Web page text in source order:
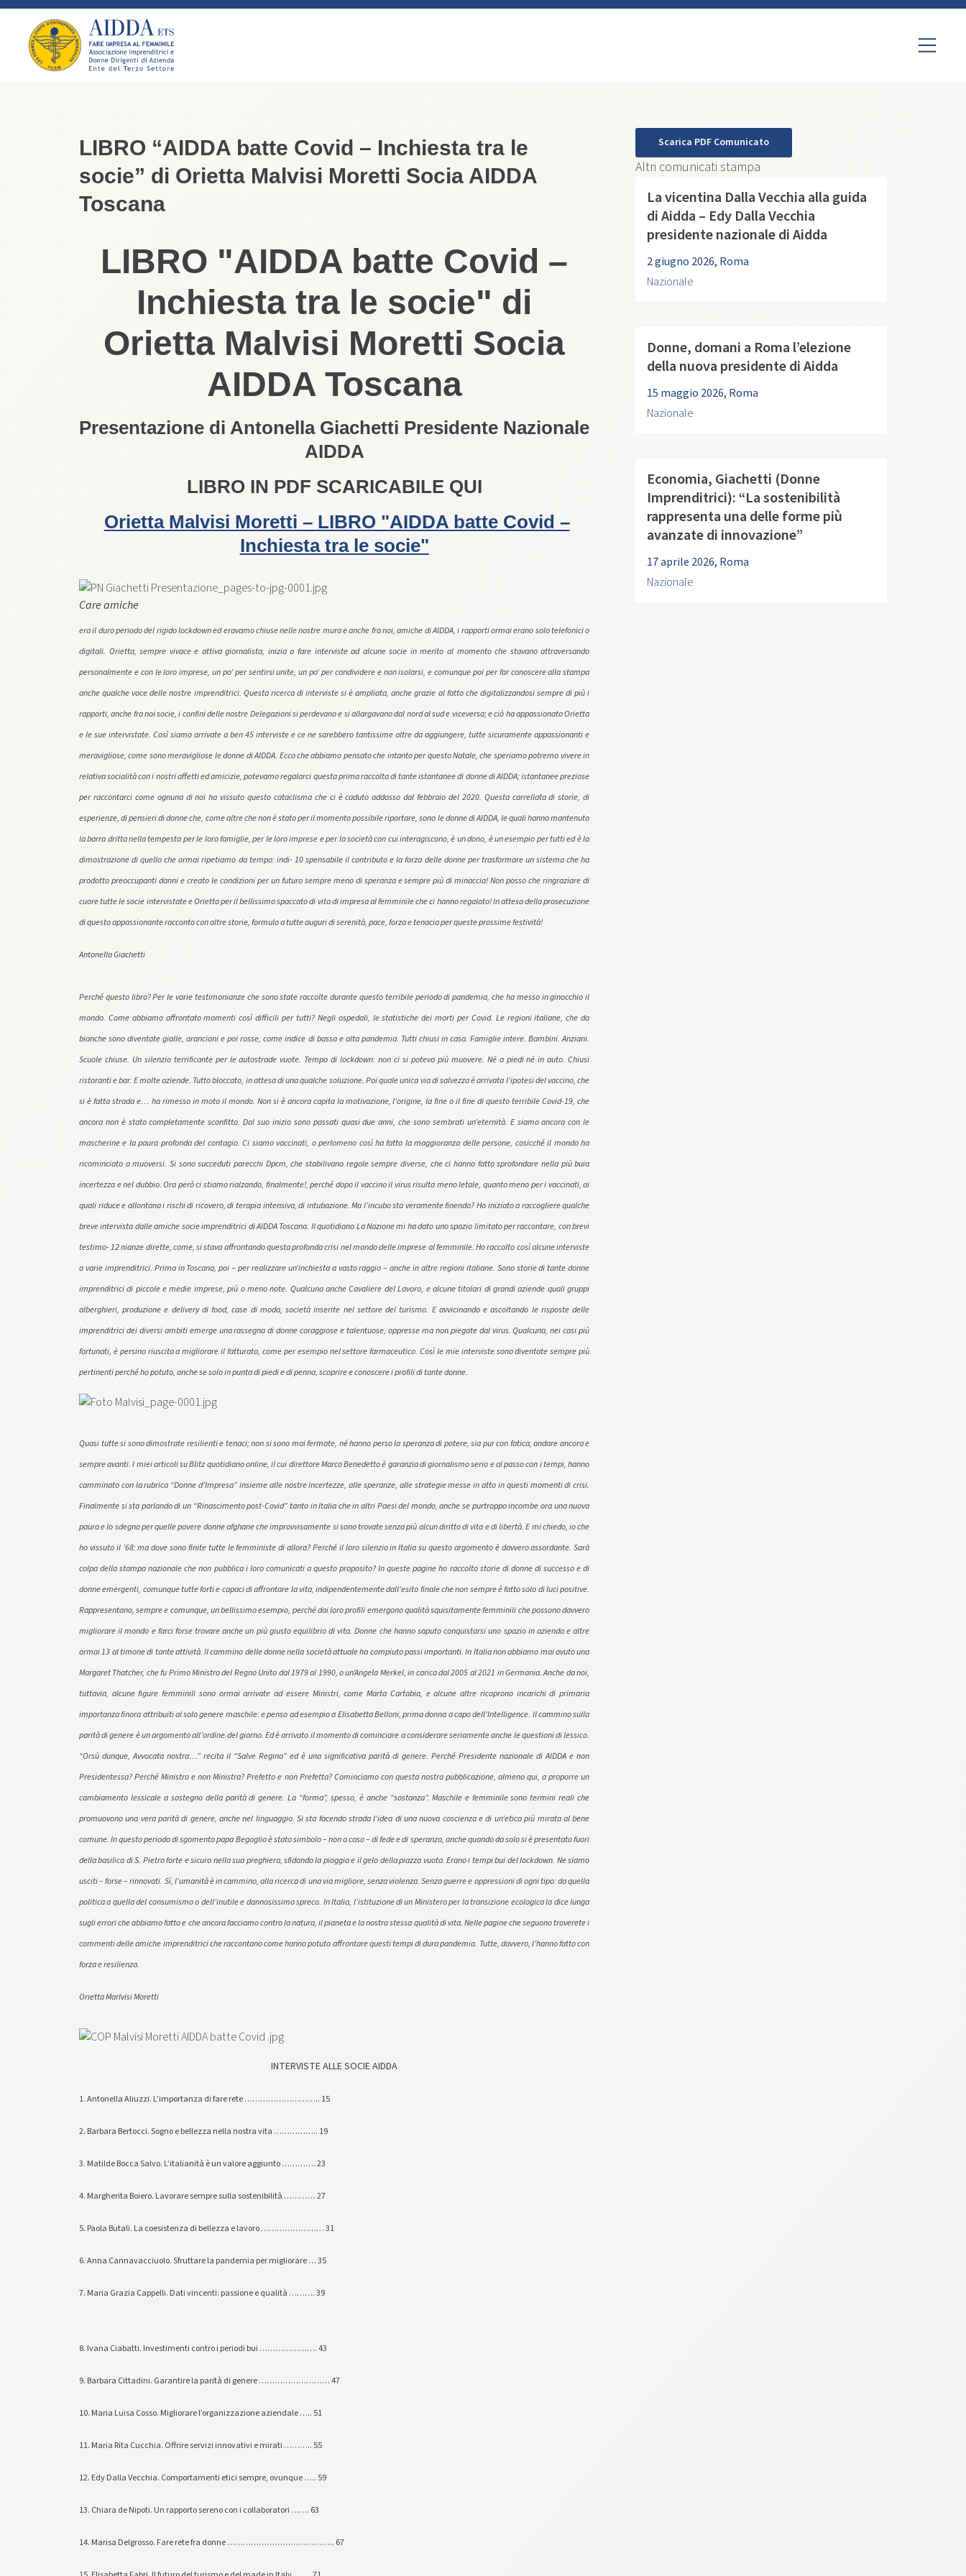
LIBRO “AIDDA batte Covid – Inchiesta tra le
socie” di Orietta Malvisi Moretti Socia AIDDA
Toscana
LIBRO "AIDDA batte Covid –
Inchiesta tra le socie" di
Orietta Malvisi Moretti Socia
AIDDA Toscana
Presentazione di Antonella Giachetti Presidente Nazionale
AIDDA
LIBRO IN PDF SCARICABILE QUI
Orietta Malvisi Moretti – LIBRO "AIDDA batte Covid –
Inchiesta tra le socie"
Care amiche
era il duro periodo del rigido lockdown ed eravamo chiuse nelle nostre mura e anche fra noi, amiche di AIDDA, i rapporti ormai erano solo telefonici o
digitali. Orietta, sempre vivace e attiva giornalista, inizia a fare interviste ad alcune socie in merito al momento che stavano attraversando
personalmente e con le loro imprese, un po’ per sentirsi unite, un po’ per condividere e non isolarsi, e comunque poi per far conoscere alla stampa
anche qualche voce delle nostre imprenditrici. Questa ricerca di interviste si è ampliata, anche grazie al fatto che digitalizzandosi sempre di più i
rapporti, anche fra noi socie, i confini delle nostre Delegazioni si perdevano e si allargavano dal nord al sud e viceversa; e ciò ha appassionato Orietta
e le sue intervistate. Così siamo arrivate a ben 45 interviste e ce ne sarebbero tantissime altre da aggiungere, tutte sicuramente appassionanti e
meravigliose, come sono meravigliose le donne di AIDDA. Ecco che abbiamo pensato che intanto per questo Natale, che speriamo potremo vivere in
relativa socialità con i nostri affetti ed amicizie, potevamo regalarci questa prima raccolta di tante istantanee di donne di AIDDA; istantanee preziose
per raccontarci come ognuna di noi ha vissuto questo cataclisma che ci è caduto addosso dal febbraio del 2020. Questa carrellata di storie, di
esperienze, di pensieri di donne che, come altre che non è stato per il momento possibile riportare, sono le donne di AIDDA, le quali hanno mantenuto
la barra dritta nella tempesta per le loro famiglie, per le loro imprese e per la società con cui interagiscono, è un dono, è un esempio per tutti ed è la
dimostrazione di quello che ormai ripetiamo da tempo: indi- 10 spensabile il contributo e la forza delle donne per trasformare un sistema che ha
prodotto preoccupanti danni e creato le condizioni per un futuro sempre meno di speranza e sempre più di minaccia! Non posso che ringraziare di
cuore tutte le socie intervistate e Orietta per il bellissimo spaccato di vita di impresa al femminile che ci hanno regalato! In attesa della prosecuzione
di questo appassionante racconto con altre storie, formulo a tutte auguri di serenità, pace, forza e tenacia per queste prossime festività!
Antonella Giachetti
Perché questo libro? Per le varie testimonianze che sono state raccolte durante questo terribile periodo di pandemia, che ha messo in ginocchio il
mondo. Come abbiamo affrontato momenti così difficili per tutti? Negli ospedali, le statistiche dei morti per Covid. Le regioni italiane, che da
bianche sono diventate gialle, arancioni e poi rosse, come indice di bassa e alta pandemia. Tutti chiusi in casa. Famiglie intere. Bambini. Anziani.
Scuole chiuse. Un silenzio terrificante per le autostrade vuote. Tempo di lockdown: non ci si poteva più muovere. Né a piedi né in auto. Chiusi
ristoranti e bar. E molte aziende. Tutto bloccato, in attesa di una qualche soluzione. Poi quale unica via di salvezza è arrivata l’ipotesi del vaccino, che
si è fatta strada e… ha rimesso in moto il mondo. Non si è ancora capita la motivazione, l’origine, la fine o il fine di questo terribile Covid-19, che
ancora non è stato completamente sconfitto. Dal suo inizio sono passati quasi due anni, che sono sembrati un’eternità. E siamo ancora con le
mascherine e la paura profonda del contagio. Ci siamo vaccinati, o perlomeno così ha fatto la maggioranza delle persone, cosicché il mondo ha
ricominciato a muoversi. Si sono succeduti parecchi Dpcm, che stabilivano regole sempre diverse, che ci hanno fatto sprofondare nella più buia
incertezza e nel dubbio. Ora però ci stiamo rialzando, finalmente!, perché dopo il vaccino il virus risulta meno letale, quanto meno per i vaccinati, ai
quali riduce e allontana i rischi di ricovero, di terapia intensiva, di intubazione. Ma l’incubo sta veramente finendo? Ho iniziato a raccogliere qualche
breve intervista dalle amiche socie imprenditrici di AIDDA Toscana. Il quotidiano La Nazione mi ha dato uno spazio limitato per raccontare, con brevi
testimo- 12 nianze dirette, come, si stava affrontando questa profonda crisi nel mondo delle imprese al femminile. Ho raccolto così alcune interviste
a varie imprenditrici. Prima in Toscana, poi – per realizzare un’inchiesta a vasto raggio – anche in altre regioni italiane. Sono storie di tante donne
imprenditrici di piccole e medie imprese, più o meno note. Qualcuna anche Cavaliere del Lavoro, e alcune titolari di grandi aziende quali gruppi
alberghieri, produzione e delivery di food, case di moda, società inserite nel settore del turismo. E avvicinando e ascoltando le risposte delle
imprenditrici dei diversi ambiti emerge una rassegna di donne coraggiose e talentuose, oppresse ma non piegate dal virus. Qualcuna, nei casi più
fortunati, è persino riuscita a migliorare il fatturato, come per esempio nel settore farmaceutico. Così le mie interviste sono diventate sempre più
pertinenti perché ho potuto, anche se solo in punta di piedi e di penna, scoprire e conoscere i profili di tante donne.
Quasi tutte si sono dimostrate resilienti e tenaci; non si sono mai fermate, né hanno perso la speranza di potere, sia pur con fatica, andare ancora e
sempre avanti. I miei articoli su Blitz quotidiano online, il cui direttore Marco Benedetto è garanzia di giornalismo serio e al passo con i tempi, hanno
camminato con la rubrica “Donne d’Impresa” insieme alle nostre incertezze, alle speranze, alle strategie messe in atto in questi momenti di crisi.
Finalmente si sta parlando di un “Rinascimento post-Covid” tanto in Italia che in altri Paesi del mondo, anche se purtroppo incombe ora una nuova
paura e lo sdegno per quelle povere donne afghane che improvvisamente si sono trovate senza più alcun diritto di vita e di libertà. E mi chiedo, io che
ho vissuto il ’68: ma dove sono finite tutte le femministe di allora? Perché il loro silenzio in Italia su questo argomento è davvero assordante. Sarà
colpa della stampa nazionale che non pubblica i loro comunicati a questo proposito? In queste pagine ho raccolto storie di donne di successo e di
donne emergenti, comunque tutte forti e capaci di affrontare la vita, indipendentemente dall’esito finale che non sempre è fatto solo di luci positive.
Rappresentano, sempre e comunque, un bellissimo esempio, perché dai loro profili emergono qualità squisitamente femminili che possono davvero
migliorare il mondo e farci forse trovare anche un più giusto equilibrio di vita. Donne che hanno saputo conquistarsi uno spazio in azienda e altre
ormai 13 al timone di tante attività. Il cammino delle donne nella società attuale ha compiuto passi importanti. In Italia non abbiamo mai avuto una
Margaret Thatcher, che fu Primo Ministro del Regno Unito dal 1979 al 1990, o un’Angela Merkel, in carica dal 2005 al 2021 in Germania. Anche da noi,
tuttavia, alcune figure femminili sono ormai arrivate ad essere Ministri, come Marta Cartabia, e alcune altre ricoprono incarichi di primaria
importanza finora attribuiti al solo genere maschile: e penso ad esempio a Elisabetta Belloni, prima donna a capo dell’Intelligence. Il cammino sulla
parità di genere è un argomento all’ordine del giorno. Ed è arrivato il momento di cominciare a considerare seriamente anche le questioni di lessico.
“Orsù dunque, Avvocata nostra…” recita il “Salve Regina” ed è una significativa parità di genere. Perché Presidente nazionale di AIDDA e non
Presidentessa? Perché Ministro e non Ministra? Prefetto e non Prefetta? Cominciamo con questa nostra pubblicazione, almeno qui, a proporre un
cambiamento lessicale a sostegno della parità di genere. La “forma”, spesso, è anche “sostanza”. Maschile e femminile sono termini reali che
promuovono una vera parità di genere, anche nel linguaggio. Si sta facendo strada l’idea di una nuova coscienza e di un’etica più mirata al bene
comune. In questo periodo di sgomento papa Begoglio è stato simbolo – non a caso – di fede e di speranza, anche quando da solo si è presentato fuori
della basilica di S. Pietro forte e sicuro nella sua preghiera, sfidando la pioggia e il gelo della piazza vuota. Erano i tempi bui del lockdown. Ne siamo
usciti – forse – rinnovati. Sì, l’umanità è in cammino, alla ricerca di una via migliore, senza violenza. Senza guerre e oppressioni di ogni tipo: da quella
politica a quella del consumismo o dell’inutile e dannosissimo spreco. In Italia, l’istituzione di un Ministero per la transizione ecologica la dice lunga
sugli errori che abbiamo fatto e che ancora facciamo contro la natura, il pianeta e la nostra stessa qualità di vita. Nelle pagine che seguono troverete i
commenti delle amiche imprenditrici che raccontano come hanno potuto affrontare questi tempi di dura pandemia. Tutte, davvero, l’hanno fatto con
forza e resilienza.
Orietta Marlvisi Moretti
INTERVISTE ALLE SOCIE AIDDA
1. Antonella Aliuzzi. L’importanza di fare rete ……………………….. 15
2. Barbara Bertocci. Sogno e bellezza nella nostra vita …………….. 19
3. Matilde Bocca Salvo. L’italianità è un valore aggiunto …………. 23
4. Margherita Boiero. Lavorare sempre sulla sostenibilità ………… 27
5. Paola Butali. La coesistenza di bellezza e lavoro …………………… 31
6. Anna Cannavacciuolo. Sfruttare la pandemia per migliorare … 35
7. Maria Grazia Cappelli. Dati vincenti: passione e qualità ………. 39
8. Ivana Ciabatti. Investimenti contro i periodi bui …………………. 43
9. Barbara Cittadini. Garantire la parità di genere ……………………… 47
10. Maria Luisa Cosso. Migliorare l’organizzazione aziendale ….. 51
11. Maria Rita Cucchia. Offrire servizi innovativi e mirati ……….. 55
12. Edy Dalla Vecchia. Comportamenti etici sempre, ovunque ….. 59
13. Chiara de Nipoti. Un rapporto sereno con i collaboratori ……. 63
14. Marisa Delgrosso. Fare rete fra donne ………………………………….. 67
Scarica PDF Comunicato
Altri comunicati stampa
La vicentina Dalla Vecchia alla guida
di Aidda – Edy Dalla Vecchia
presidente nazionale di Aidda
2 giugno 2026, Roma
Nazionale
Donne, domani a Roma l’elezione
della nuova presidente di Aidda
15 maggio 2026, Roma
Nazionale
Economia, Giachetti (Donne
Imprenditrici): “La sostenibilità
rappresenta una delle forme più
avanzate di innovazione”
17 aprile 2026, Roma
Nazionale